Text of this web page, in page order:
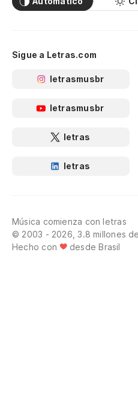
Sigue a Letras.com
letrasmusbr
letrasmusbr
letras
letras
Música comienza con letras
© 2003 - 2026, 3.8 millones
Hecho con
desde Brasil